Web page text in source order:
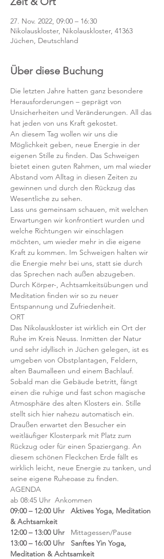
27. Nov. 2022, 09:00 – 16:30
Nikolauskloster, Nikolauskloster, 41363
Jüchen, Deutschland
Über diese Buchung
Die letzten Jahre hatten ganz besondere
Herausforderungen – geprägt von
Unsicherheiten und Veränderungen. All das
hat jeden von uns Kraft gekostet.
An diesem Tag wollen wir uns die
Möglichkeit geben, neue Energie in der
eigenen Stille zu finden. Das Schweigen
bietet einen guten Rahmen, um mal wieder
Abstand vom Alltag in diesen Zeiten zu
gewinnen und durch den Rückzug das
Wesentliche zu sehen.
Lass uns gemeinsam schauen, mit welchen
Erwartungen wir konfrontiert wurden und
welche Richtungen wir einschlagen
möchten, um wieder mehr in die eigene
Kraft zu kommen. Im Schweigen halten wir
die Energie mehr bei uns, statt sie durch
das Sprechen nach außen abzugeben.
Durch Körper-, Achtsamkeitsübungen und
Meditation finden wir so zu neuer
Entspannung und Zufriedenheit.
ORT
Das Nikolauskloster ist wirklich ein Ort der
Ruhe im Kreis Neuss. Inmitten der Natur
und sehr idyllisch in Jüchen gelegen, ist es
umgeben von Obstplantagen, Feldern,
alten Baumalleen und einem Bachlauf.
Sobald man die Gebäude betritt, fängt
einen die ruhige und fast schon magische
Atmosphäre des alten Klosters ein. Stille
stellt sich hier nahezu automatisch ein.
Draußen erwartet den Besucher ein
weitläufiger Klosterpark mit Platz zum
Rückzug oder für einen Spaziergang. An
diesem schönen Fleckchen Erde fällt es
wirklich leicht, neue Energie zu tanken, und
seine eigene Ruheoase zu finden.
AGENDA
ab 08:45 Uhr  Ankommen
09:00 – 12:00 Uhr   Aktives Yoga, Meditation
& Achtsamkeit
12:00 – 13:00 Uhr Mittagessen/Pause
13:00 – 16:00 Uhr   Sanftes Yin Yoga,
Meditation & Achtsamkeit